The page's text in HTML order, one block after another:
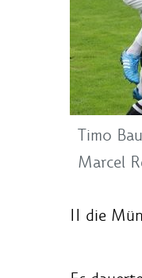
Timo
Marcel
II die